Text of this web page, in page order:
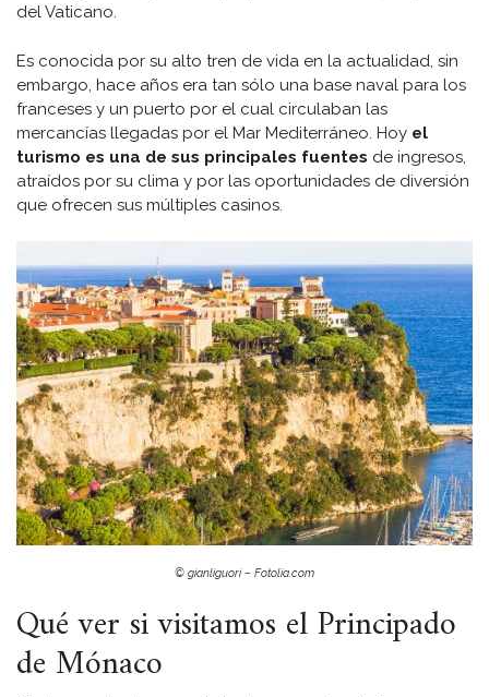
del Vaticano.
Es conocida por su alto tren de vida en la actualidad, sin
embargo, hace años era tan sólo una base naval para los
franceses y un puerto por el cual circulaban las
mercancías llegadas por el Mar Mediterráneo. Hoy el
turismo es una de sus principales fuentes de ingresos,
atraídos por su clima y por las oportunidades de diversión
que ofrecen sus múltiples casinos.
© gianliguori – Fotolia.com
Qué ver si visitamos el Principado
de Mónaco